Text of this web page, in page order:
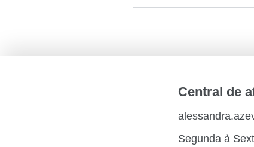
Central de
Segunda à